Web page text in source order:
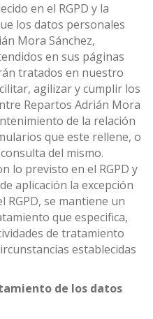
en el RGPD y la
los datos personales
Mora Sánchez,
en sus páginas
tratados en nuestro
agilizar y cumplir los
Repartos Adrián Mora
de la relación
que este rellene, o
del mismo.
lo previsto en el RGPD y
aplicación la excepción
RGPD, se mantiene un
que especifica,
de tratamiento
establecidas
de los datos